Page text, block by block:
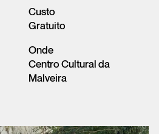
Custo
Gratuito
Onde
Centro Cultural da
Malveira